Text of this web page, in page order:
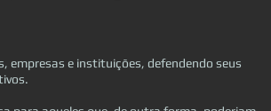
empresas e instituições, defendendo seus